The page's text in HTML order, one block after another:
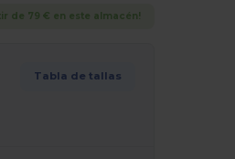
de 79 € en este almacén!
Tabla de tallas